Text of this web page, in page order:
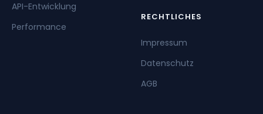
API-Entwicklung
Performance
RECHTLICHES
Impressum
Datenschutz
AGB